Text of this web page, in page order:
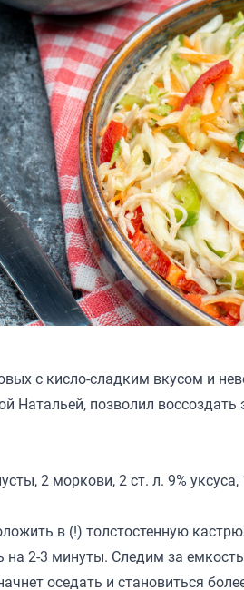
с кисло-сладким вкусом и
Натальей, позволил воссоздать
2 моркови, 2 ст. л. 9% уксуса,
в (!) толстостенную
2-3 минуты. Следим за
оседать и становиться